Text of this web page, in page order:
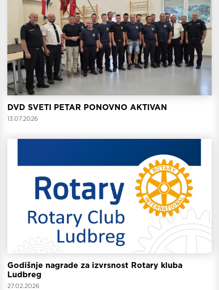
DVD SVETI PETAR PONOVNO AKTIVAN
13.07.2026
Godišnje nagrade za izvrsnost Rotary kluba
Ludbreg
27.02.2026